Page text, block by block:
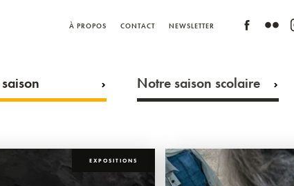
À PROPOS CONTACT NEWSLETTER
Notre saison scolaire
EXPOSITIONS